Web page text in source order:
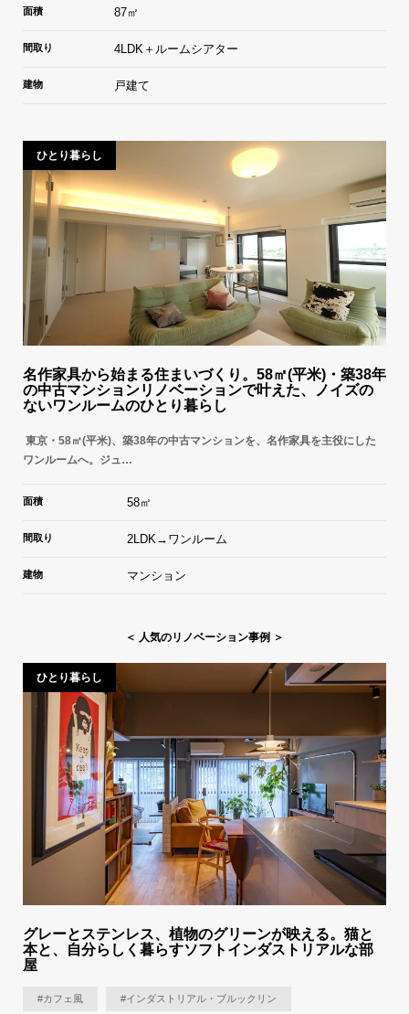
面積 87㎡
間取り 4LDK＋ルームシアター
建物 戸建て
ひとり暮らし
名作家具から始まる住まいづくり。58㎡(平米)・築38年
の中古マンションリノベーションで叶えた、ノイズの
ないワンルームのひとり暮らし
東京・58㎡(平米)、築38年の中古マンションを、名作家具を主役にした
ワンルームへ。ジュ…
面積 58㎡
間取り 2LDK→ワンルーム
建物 マンション
＜ 人気のリノベーション事例 ＞
ひとり暮らし
グレーとステンレス、植物のグリーンが映える。猫と
本と、自分らしく暮らすソフトインダストリアルな部
屋
#カフェ風 #インダストリアル・ブルックリン